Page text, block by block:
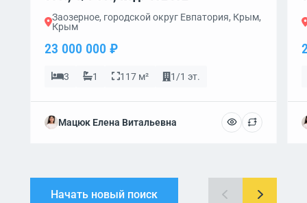
Заозерное, городской округ Евпатория, Крым,
Крым
23 000 000 ₽
3 1 117 м² 1/1 эт.
Мацюк Елена Витальевна
Начать новый поиск